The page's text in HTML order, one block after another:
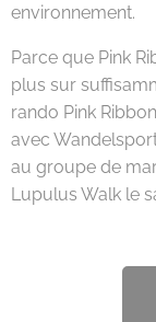
environnement.
Parce que Pink
plus sur
rando Pink
avec
au groupe de
Lupulus Walk le